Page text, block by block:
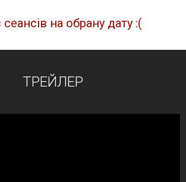
на обрану дату :(
ТРЕЙЛЕР